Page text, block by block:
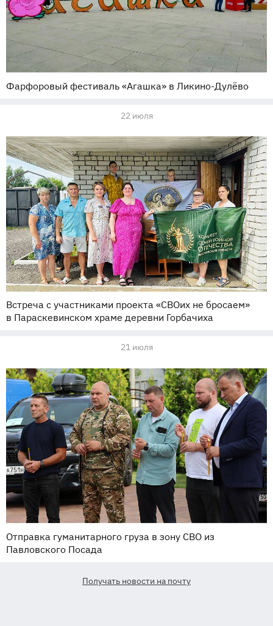
Фарфоровый фестиваль «Агашка» в Ликино-Дулёво
22 июля
Встреча с участниками проекта «СВОих не бросаем»
в Параскевинском храме деревни Горбачиха
21 июля
Отправка гуманитарного груза в зону СВО из
Павловского Посада
Получать новости на почту